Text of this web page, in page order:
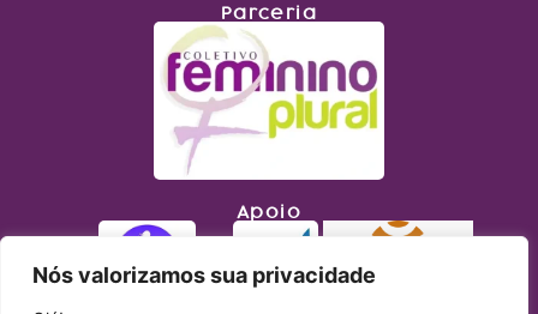
Nós valorizamos sua privacidade
Parceria
Apoio